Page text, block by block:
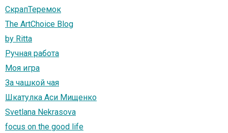
СкрапТеремок
The ArtChoice Blog
by Ritta
Ручная работа
Моя игра
За чашкой чая
Шкатулка Аси Мищенко
Svetlana Nekrasova
focus on the good life